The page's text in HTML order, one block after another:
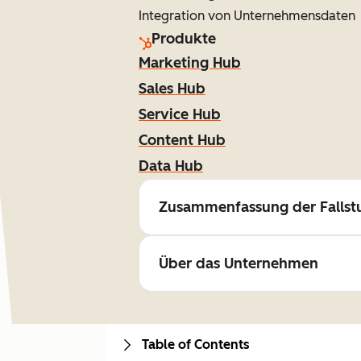
Integration von Unternehmensdaten
Produkte
Marketing Hub
Sales Hub
Service Hub
Content Hub
Data Hub
Zusammenfassung der
Über das Unternehmen
Table of Contents